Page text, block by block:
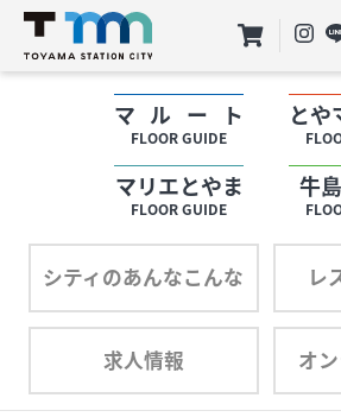
マルート
FLOOR GUIDE
とや
マリエとやま
FLOOR GUIDE
牛
シティのあんなこんな レ
求人情報 オ
フロアガイド
ショップリスト
プロフィール
フロアガイド